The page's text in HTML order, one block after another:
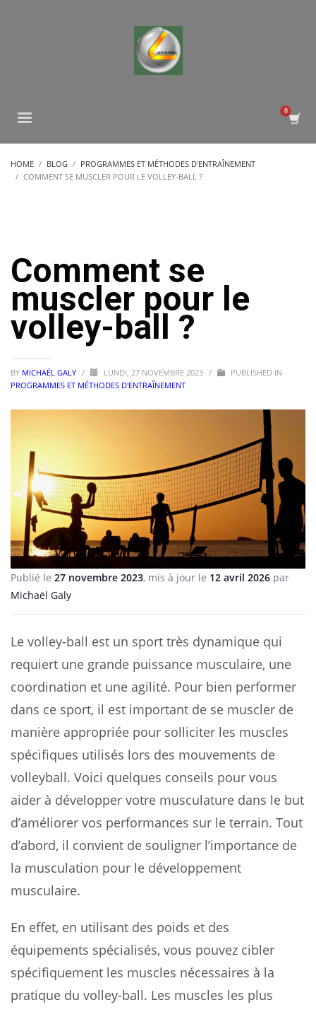
HOME BLOG
PROGRAMMES ET MÉTHODES D'ENTRAÎNEMENT
COMMENT SE MUSCLER POUR LE VOLLEY-BALL ?
Comment se
muscler pour le
volley-ball ?
BY MICHAËL GALY / LUNDI, 27 NOVEMBRE 2023 /
PUBLISHED IN
PROGRAMMES ET MÉTHODES D'ENTRAÎNEMENT
Publié le 27 novembre 2023, mis à jour le 12 avril 2026 par
Michaël Galy
Le volley-ball est un sport très dynamique qui
requiert une grande puissance musculaire, une
coordination et une agilité. Pour bien performer
dans ce sport, il est important de se muscler de
manière appropriée pour solliciter les muscles
spécifiques utilisés lors des mouvements de
volleyball. Voici quelques conseils pour vous
aider à développer votre musculature dans le but
d’améliorer vos performances sur le terrain. Tout
d’abord, il convient de souligner l’importance de
la musculation pour le développement
musculaire.
En effet, en utilisant des poids et des
équipements spécialisés, vous pouvez cibler
spécifiquement les muscles nécessaires à la
pratique du volley-ball. Les muscles les plus